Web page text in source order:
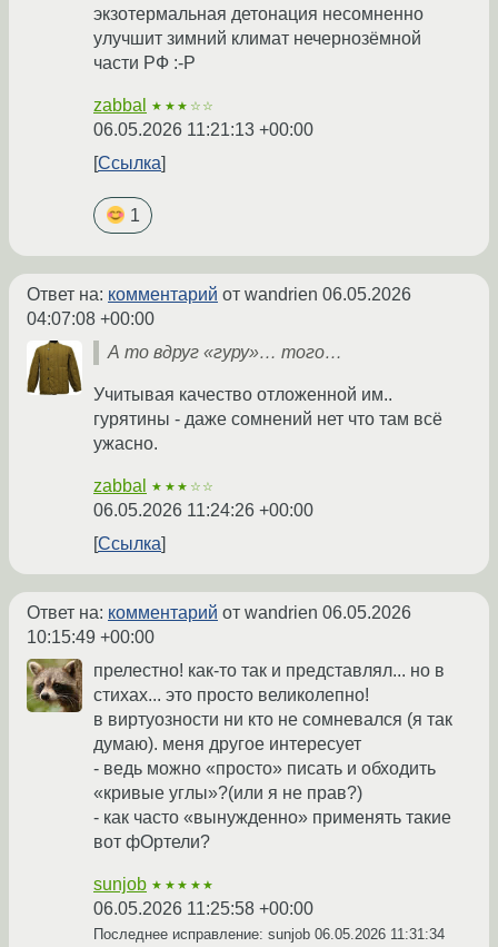
экзотермальная детонация несомненно
улучшит зимний климат нечернозёмной
части РФ :-Р
zabbal ★★★☆☆
06.05.2026 11:21:13 +00:00
Ссылка
1
Ответ на: комментарий от wandrien 06.05.2026
04:07:08 +00:00
А то вдруг «гуру»… того…
Учитывая качество отложенной им..
гурятины - даже сомнений нет что там всё
ужасно.
zabbal ★★★☆☆
06.05.2026 11:24:26 +00:00
Ссылка
Ответ на: комментарий от wandrien 06.05.2026
10:15:49 +00:00
прелестно! как-то так и представлял... но в
стихах... это просто великолепно!
в виртуозности ни кто не сомневался (я так
думаю). меня другое интересует
- ведь можно «просто» писать и обходить
«кривые углы»?(или я не прав?)
- как часто «вынужденно» применять такие
вот фОртели?
sunjob ★★★★★
06.05.2026 11:25:58 +00:00
Последнее исправление: sunjob 06.05.2026 11:31:34